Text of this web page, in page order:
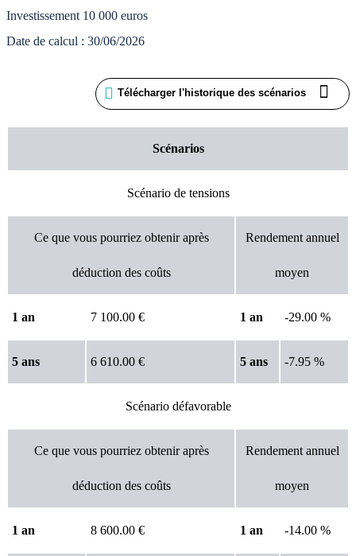
Investissement 10 000 euros
Date de calcul : 30/06/2026
Télécharger l'historique des scénarios
Scénarios
Scénario de tensions
Ce que vous pourriez obtenir après
déduction des coûts
Rendement annuel
moyen
1 an 7 100.00 € 1 an -29.00 %
5 ans 6 610.00 € 5 ans -7.95 %
Scénario défavorable
Ce que vous pourriez obtenir après
déduction des coûts
Rendement annuel
moyen
1 an 8 600.00 € 1 an -14.00 %